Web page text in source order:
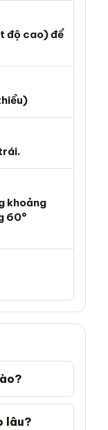
độ cao) để
khoảng
60°
lâu?